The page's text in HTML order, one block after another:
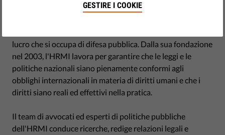
lucro che si occupa di difesa pubblica. Dalla sua fondazione
nel 2003, l'HRMI lavora per garantire che le leggi e le
politiche nazionali siano pienamente conformi agli
obblighi internazionali in materia di diritti umani e che i
diritti siano reali ed effettivi nella pratica.
Il team di avvocati ed esperti di politiche pubbliche
dell'HRMI conduce ricerche, redige relazioni legali e
GESTIRE I COOKIE